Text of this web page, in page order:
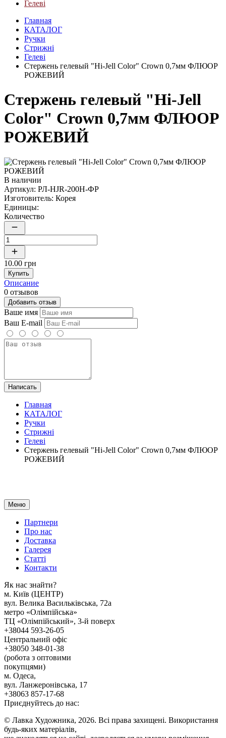
Гелеві
Главная
КАТАЛОГ
Ручки
Стрижні
Гелеві
Стержень гелевый "Hi-Jell Color" Crown 0,7мм ФЛЮОР
РОЖЕВИЙ
Стержень гелевый "Hi-Jell
Color" Crown 0,7мм ФЛЮОР
РОЖЕВИЙ
В наличии
Артикул: РЛ-HJR-200H-ФР
Изготовитель: Корея
Единицы:
Количество
10.00 грн
Купить
Описание
0 отзывов
Добавить отзыв
Ваше имя
Ваш E-mail
Написать
Главная
КАТАЛОГ
Ручки
Стрижні
Гелеві
Стержень гелевый "Hi-Jell Color" Crown 0,7мм ФЛЮОР
РОЖЕВИЙ
Меню
Партнери
Про нас
Доставка
Галерея
Статтi
Контакти
Як наc знайти?
м. Киïв (ЦЕНТР)
вул. Велика Васильківська, 72а
метро «Олімпійська»
ТЦ «Олімпійський», 3-й поверх
+38044 593-26-05
Центральний офіс
+38050 348-01-38
(робота з оптовими
покупцями)
м. Одеса,
вул. Ланжеронівська, 17
+38063 857-17-68
Приєднуйтесь до нас:
© Лавка Художника, 2026. Всі права захищені. Використання
будь-яких матеріалів,